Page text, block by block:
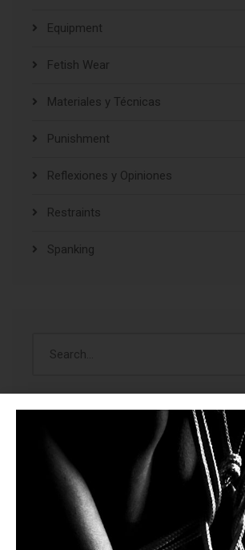
Equipment
Fetish Wear
Materiales y Técnicas
Punishment
Reflexiones y Opiniones
Restraints
Spanking
ÚLTIMAS CREACIONES